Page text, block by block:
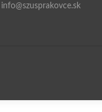
info@szusprakovce.sk